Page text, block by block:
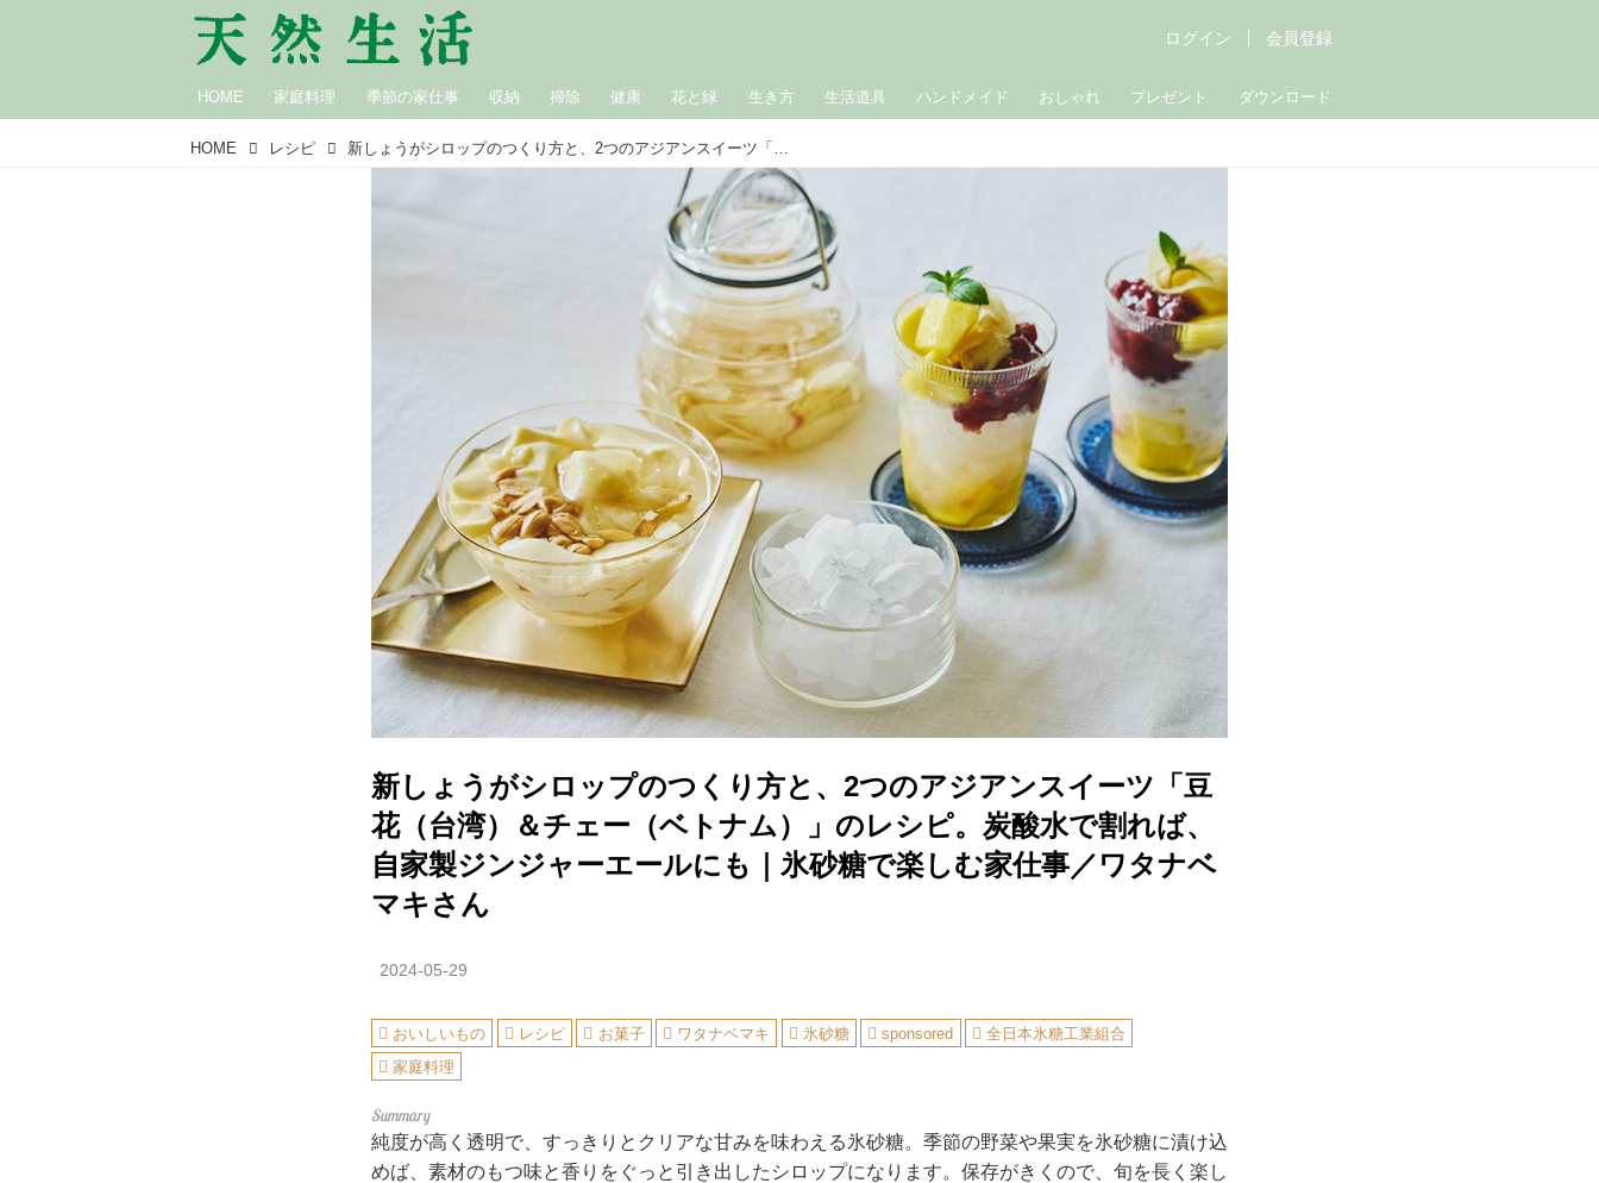
HOME 家庭料理 季節の家仕事 収納 掃除 健康 花と緑 生き方 生活道具 ハンドメイド おしゃれ プレゼント ダウンロード
ログイン 会員登録
HOME レシピ 新しょうがシロップのつくり方と、2つのアジアンスイーツ「豆花（台湾）＆チェー（ベトナム）」のレシピ。炭酸水で割れば、自家製ジンジャーエールにも｜氷砂糖で楽しむ家仕事／ワタナベマキさん
新しょうがシロップのつくり方と、2つのアジアンスイーツ「豆
花（台湾）＆チェー（ベトナム）」のレシピ。炭酸水で割れば、
自家製ジンジャーエールにも｜氷砂糖で楽しむ家仕事／ワタナベ
マキさん
2024-05-29
おいしいもの レシピ お菓子 ワタナベマキ 氷砂糖 sponsored
全日本氷糖工業組合
家庭料理
純度が高く透明で、すっきりとクリアな甘みを味わえる氷砂糖。季節の野菜や果実を氷砂糖に漬け込
めば、素材のもつ味と香りをぐっと引き出したシロップになります。保存がきくので、旬を長く楽し